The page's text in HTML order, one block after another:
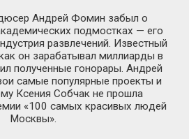
Андрей Фомин забыл о
подмостках — его
развлечений. Известный
он зарабатывал миллиарды в
полученные гонорары. Андрей
самые популярные проекты и
Ксения Собчак не прошла
«100 самых красивых людей
Москвы».